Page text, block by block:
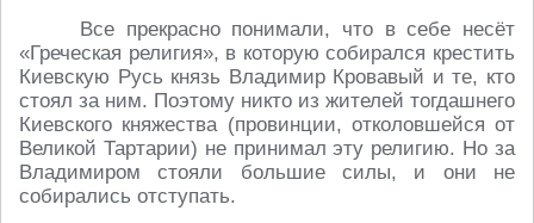
Все прекрасно понимали, что в себе несёт
«Греческая религия», в которую собирался крестить
Киевскую Русь князь Владимир Кровавый и те, кто
стоял за ним. Поэтому никто из жителей тогдашнего
Киевского княжества (провинции, отколовшейся от
Великой Тартарии) не принимал эту религию. Но за
Владимиром стояли большие силы, и они не
собирались отступать.